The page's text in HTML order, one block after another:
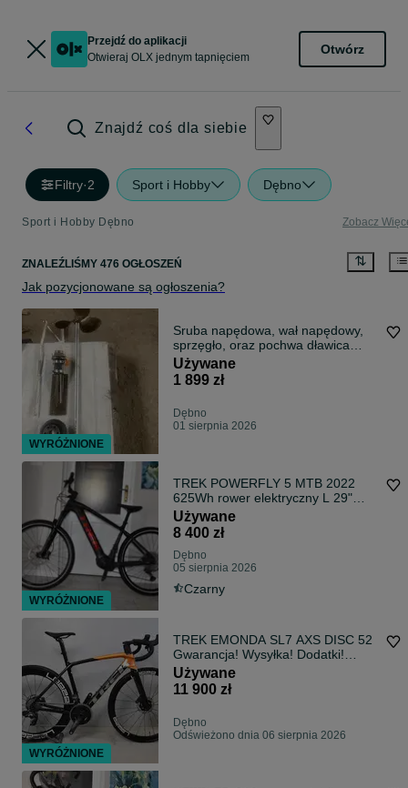
Przejdź do aplikacji
Otwieraj OLX jednym tapnięciem
Otwórz
Znajdź coś dla siebie
Filtry·2 Sport i Hobby Dębno
Sport i Hobby Dębno Zobacz
ZNALEŹLIŚMY 476 OGŁOSZEŃ
Jak pozycjonowane są ogłoszenia?
Sruba napędowa, wał napędowy,
sprzęgło, oraz pochwa dławica
komplet
Używane
1 899 zł
Dębno
01 sierpnia 2026
TREK POWERFLY 5 MTB 2022
625Wh rower elektryczny L 29"
wysyłka gwarancja bardzo zadbany
mały przebieg!
Używane
8 400 zł
Dębno
05 sierpnia 2026
Czarny
TREK EMONDA SL7 AXS DISC 52
Gwarancja! Wysyłka! Dodatki!
SRAM FORCE eTap AXS Rower
szosowy
Używane
11 900 zł
Dębno
Odświeżono dnia 06 sierpnia 2026
WYRÓŻNIONE
WYRÓŻNIONE
WYRÓŻNIONE